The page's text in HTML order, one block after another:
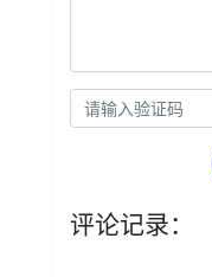
评论记录：